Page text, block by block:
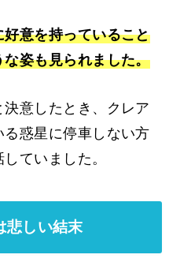
意を持っていること
姿も見られました。
意したとき、クレア
惑星に停車しない方
ていました。
悲しい結末